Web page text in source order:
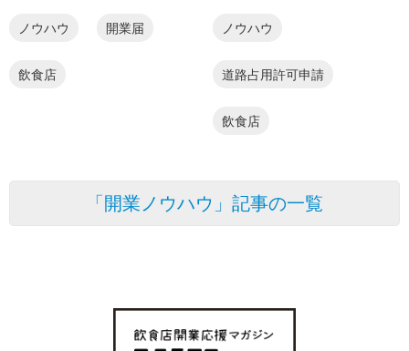
ノウハウ 開業届
飲食店
ノウハウ
道路占用許可申請
飲食店
「開業ノウハウ」記事の一覧